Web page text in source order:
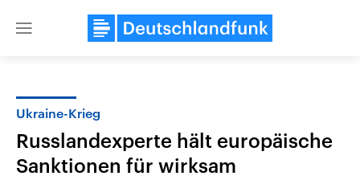
Close
Ukraine-Krieg
Russlandexperte hält europäische
Sanktionen für wirksam